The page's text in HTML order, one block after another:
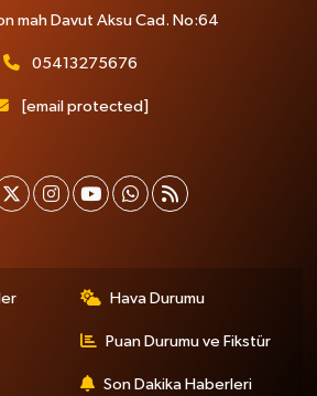
mah Davut Aksu Cad. No:64
05413275676
[email protected]
Hava Durumu
Puan Durumu ve Fikstür
Son Dakika Haberleri